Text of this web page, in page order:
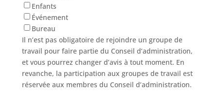
Enfants
Événement
Bureau
Il n’est pas obligatoire de rejoindre un groupe de
travail pour faire partie du Conseil d’administration,
et vous pourrez changer d’avis à tout moment. En
revanche, la participation aux groupes de travail est
réservée aux membres du Conseil d’administration.